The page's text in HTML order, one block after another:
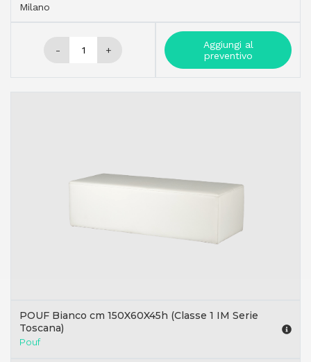
Milano
- +
Aggiungi al
preventivo
POUF Bianco cm 150X60X45h (Classe 1 IM Serie
Toscana)
Pouf